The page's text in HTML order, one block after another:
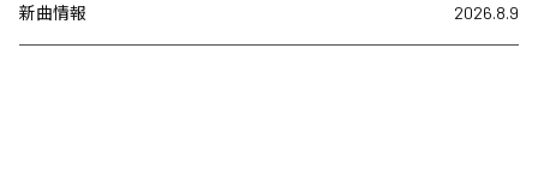
新曲情報 2026.8.9